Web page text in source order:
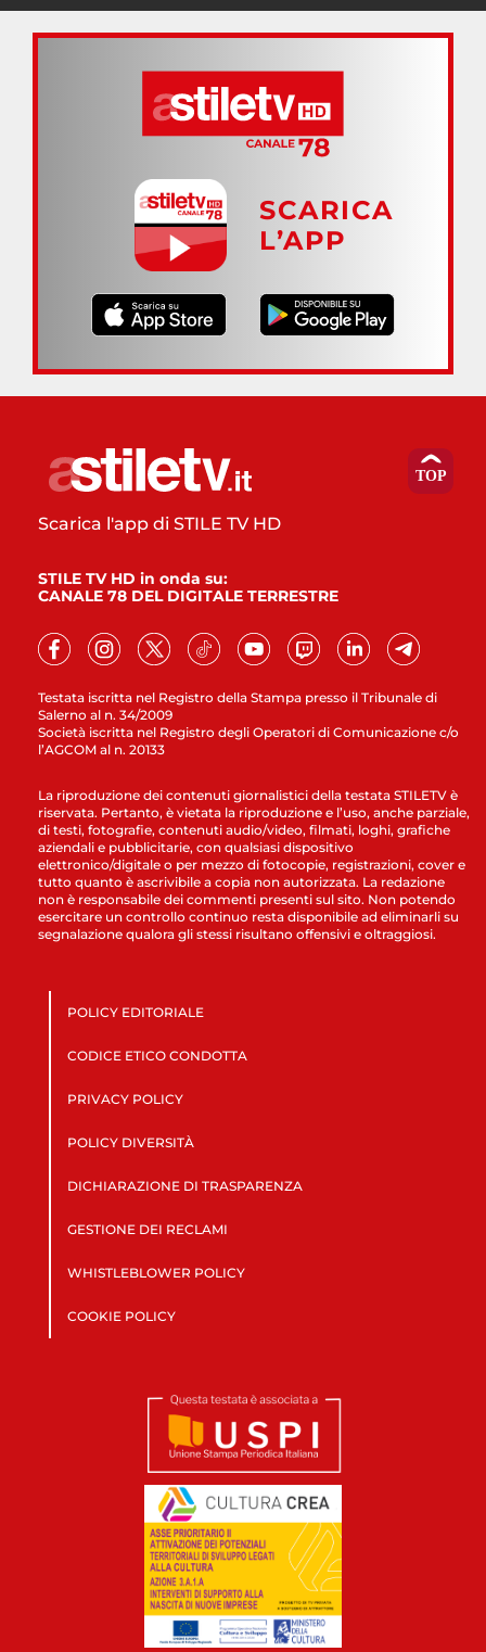
SCARICA
L’APP
Testata iscritta nel Registro della Stampa presso il Tribunale di
Salerno al n. 34/2009
Società iscritta nel Registro degli Operatori di Comunicazione c/o
l’AGCOM al n. 20133
Scarica l'app di STILE TV HD
STILE TV HD in onda su:
CANALE 78 DEL DIGITALE TERRESTRE
La riproduzione dei contenuti giornalistici della testata STILETV è
riservata. Pertanto, è vietata la riproduzione e l’uso, anche parziale,
di testi, fotografie, contenuti audio/video, filmati, loghi, grafiche
aziendali e pubblicitarie, con qualsiasi dispositivo
elettronico/digitale o per mezzo di fotocopie, registrazioni, cover e
tutto quanto è ascrivibile a copia non autorizzata. La redazione
non è responsabile dei commenti presenti sul sito. Non potendo
esercitare un controllo continuo resta disponibile ad eliminarli su
segnalazione qualora gli stessi risultano offensivi e oltraggiosi.
POLICY EDITORIALE
CODICE ETICO CONDOTTA
PRIVACY POLICY
POLICY DIVERSITÀ
DICHIARAZIONE DI TRASPARENZA
GESTIONE DEI RECLAMI
WHISTLEBLOWER POLICY
COOKIE POLICY